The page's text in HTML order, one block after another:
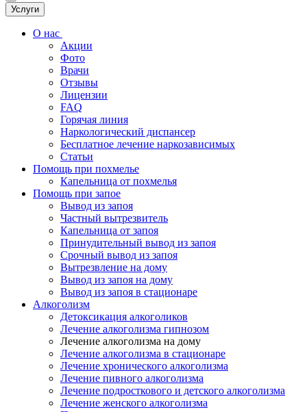
Услуги
О нас
Акции
Фото
Врачи
Отзывы
Лицензии
FAQ
Горячая линия
Наркологический диспансер
Бесплатное лечение наркозависимых
Статьи
Помощь при похмелье
Капельница от похмелья
Помощь при запое
Вывод из запоя
Частный вытрезвитель
Капельница от запоя
Принудительный вывод из запоя
Срочный вывод из запоя
Вытрезвление на дому
Вывод из запоя на дому
Вывод из запоя в стационаре
Алкоголизм
Детоксикация алкоголиков
Лечение алкоголизма гипнозом
Лечение алкоголизма на дому
Лечение алкоголизма в стационаре
Лечение хронического алкоголизма
Лечение пивного алкоголизма
Лечение подросткового и детского алкоголизма
Лечение женского алкоголизма